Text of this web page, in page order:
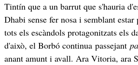
Tintín que a un barrut que s'hauria
Dhabi sense fer nosa i semblant estar
tots els escàndols protagonitzats els
d'això, el Borbó continua passejant
anant amunt i avall. Ara Vitoria, ara